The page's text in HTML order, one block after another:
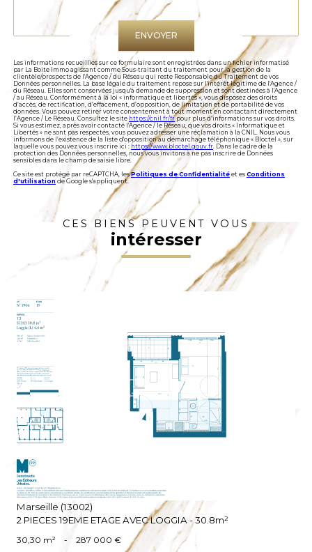
Validation
ENVOYER
Les informations recueillies sur ce formulaire sont enregistrées dans un fichier informatisé
par La Boite Immo agissant comme Sous-traitant du traitement pour la gestion de la
clientèle/prospects de l'Agence / du Réseau qui reste Responsable du Traitement de vos
Données personnelles. La base légale du traitement repose sur l'intérêt légitime de l'Agence /
du Réseau. Elles sont conservées jusqu'à demande de suppression et sont destinées à l'Agence
/ au Réseau. Conformément à la loi « informatique et libertés », vous disposez des droits
d’accès, de rectification, d’effacement, d’opposition, de limitation et de portabilité de vos
données. Vous pouvez retirer votre consentement à tout moment en contactant directement
l’Agence / Le Réseau. Consultez le site https://cnil.fr/frpour plus d’informations sur vos droits.
Si vous estimez, après avoir contacté l'Agence / le Réseau, que vos droits « Informatique et
Libertés » ne sont pas respectés, vous pouvez adresser une réclamation à la CNIL. Nous vous
informons de l’existence de la liste d'opposition au démarchage téléphonique « Bloctel », sur
laquelle vous pouvez vous inscrire ici : https://www.bloctel.gouv.fr . Dans le cadre de la
protection des Données personnelles, nous vous invitons à ne pas inscrire de Données
sensibles dans le champ de saisie libre.
Ce site est protégé par reCAPTCHA, lesPolitiques de Confidentialité et es Conditions
d'utilisation de Google s'appliquent.
CES BIENS PEUVENT VOUS
intéresser
VOIR LE BIEN
Marseille (13002)
2 PIECES 19EME ETAGE AVEC LOGGIA - 30.8m²
30,30 m² - 287 000 €